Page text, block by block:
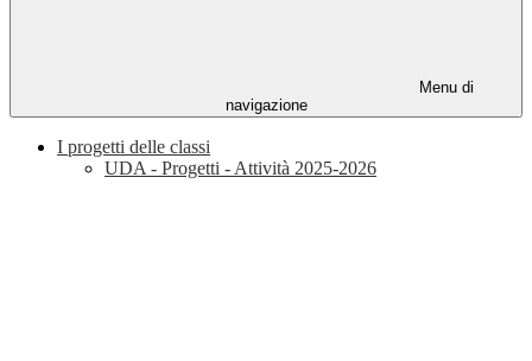
Menu di
navigazione
I progetti delle classi
UDA - Progetti - Attività 2025-2026